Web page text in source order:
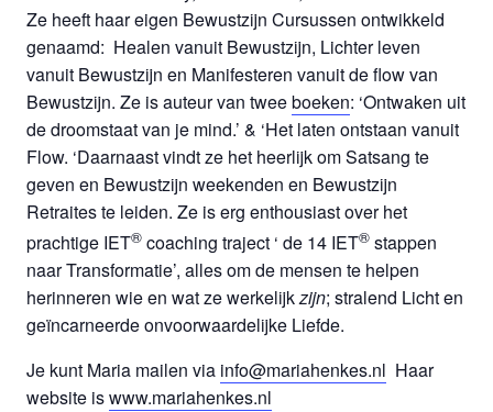
Ze heeft haar eigen Bewustzijn Cursussen ontwikkeld
genaamd: Healen vanuit Bewustzijn, Lichter leven
vanuit Bewustzijn en Manifesteren vanuit de flow van
Bewustzijn. Ze is auteur van tweeboeken: ‘Ontwaken uit
de droomstaat van je mind.’ & ‘Het laten ontstaan vanuit
Flow. ‘Daarnaast vindt ze het heerlijk om Satsang te
geven en Bewustzijn weekenden en Bewustzijn
Retraites te leiden. Ze is erg enthousiast over het
prachtige IET® coaching traject ‘ de 14 IET® stappen
naar Transformatie’, alles om de mensen te helpen
herinneren wie en wat ze werkelijkzijn; stralend Licht en
geïncarneerde onvoorwaardelijke Liefde.
Je kunt Maria mailen via info@mariahenkes.nl Haar
website iswww.mariahenkes.nl